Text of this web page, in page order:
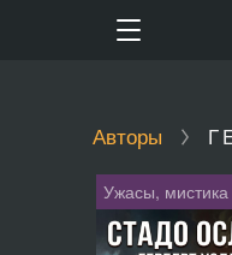
Авторы
Ужасы, мистика